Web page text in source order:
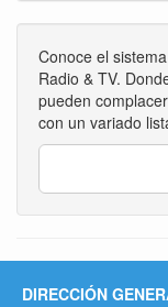
Conoce el
Radio & TV.
pueden
con un variado
DIRECCIÓN